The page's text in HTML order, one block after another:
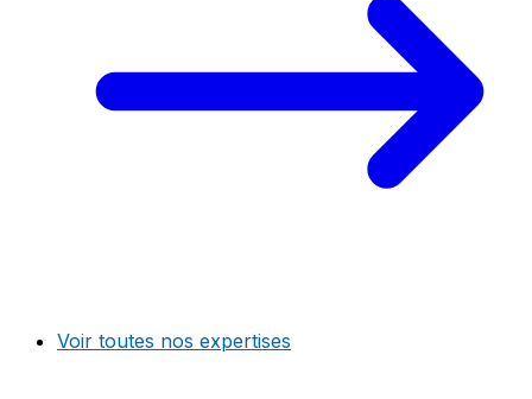
Voir toutes nos expertises